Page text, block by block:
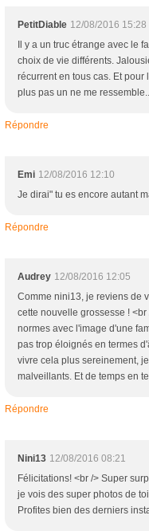
PetitDiable 12/08/2016 15:28
Il y a un truc étrange avec le
choix de vie différents.
récurrent en tous cas. Et pour
plus pas un ne me
Répondre
Emi 12/08/2016 12:10
Je dirai" tu es encore autant
Répondre
Audrey 12/08/2016 12:05
Comme nini13, je reviens de
cette nouvelle grossesse !
normes avec l'image d'une
pas trop éloignés en termes
vivre cela plus sereinement,
malveillants. Et de temps en
Répondre
Nini13 12/08/2016 08:21
Félicitations! <br /> Super
je vois des super photos de
Profites bien des derniers